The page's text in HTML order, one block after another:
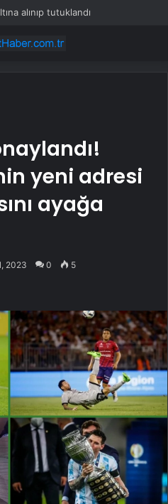
alınıp tutuklandı
yeni adresi
ayağa
2023 0 5